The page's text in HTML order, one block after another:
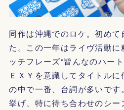
同作は沖縄でのロケ。初め
た。この一年はライヴ活動に
ッチフレーズ“皆んなのハー
ＥＸＹを意識してタイトル
の中で一番、台詞が多いで
挙げ、特に待ち合わせのシ